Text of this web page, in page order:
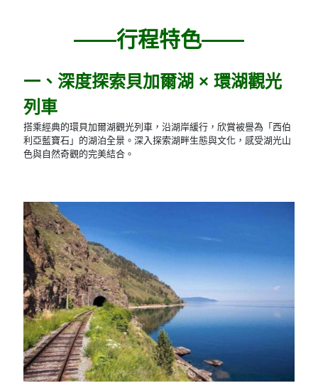
——行程特色——
一、深度探索貝加爾湖 × 環湖觀光
列車
搭乘經典的環貝加爾湖觀光列車，沿湖岸緩行，欣賞被譽為「西伯
利亞藍寶石」的湖泊全景。深入探索湖畔生態與文化，感受湖光山
色與自然奇觀的完美結合。